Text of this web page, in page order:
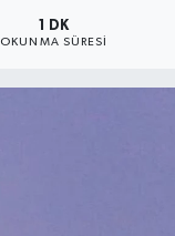
1 DK
OKUNMA SÜRESI